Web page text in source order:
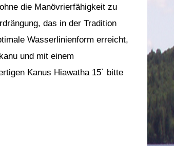
die Manövrierfähigkeit zu
das in der Tradition
Wasserlinienform erreicht,
und mit einem
Kanus Hiawatha 15` bitte